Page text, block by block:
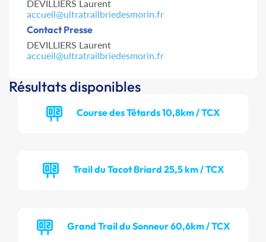
DEVILLIERS Laurent
accueil@ultratrailbriedesmorin.fr
Contact Presse
DEVILLIERS Laurent
accueil@ultratrailbriedesmorin.fr
Résultats disponibles
Course des Têtards 10,8km / TCX
Trail du Tacot Briard 25,5 km / TCX
Grand Trail du Sonneur 60,6km / TCX